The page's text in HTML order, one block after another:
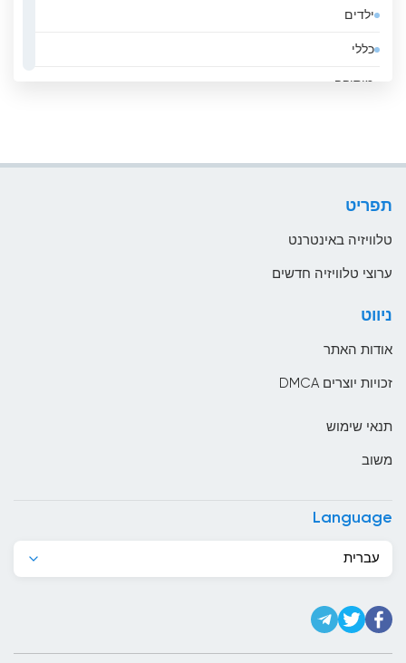
אפגניסטן
אקוודור
בלארוס
ברבדוס
ילדים
כללי
מוסיקה
תפריט
טלוויזיה באינטרנט
ערוצי טלוויזיה חדשים
ניווט
אודות האתר
זכויות יוצרים DMCA
תנאי שימוש
משוב
Language
עברית